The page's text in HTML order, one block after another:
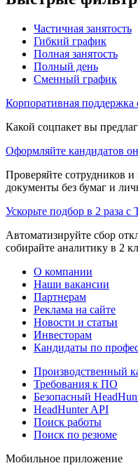
Частичная занятость
Гибкий график
Полная занятость
Полный день
Сменный график
Корпоративная поддержка
Какой соцпакет вы
Оформляйте кандидатов
Проверяйте сотрудников
документы без бумаг и
Ускорьте подбор в 2 раза с
Автоматизируйте сбор
собирайте аналитику в 2
О компании
Наши вакансии
Партнерам
Реклама на сайте
Новости и статьи
Инвесторам
Кандидаты по
Производственный
Требования к ПО
Безопасный
HeadHunter API
Поиск работы
Поиск по резюме
Мобильное приложение